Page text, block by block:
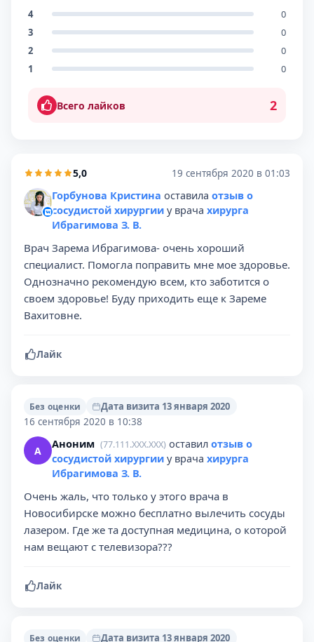
4
0
3
0
2
0
1
0
Всего лайков 2
5,0 19 сентября 2020 в 01:03
Горбунова Кристина оставила отзыв о
сосудистой хирургии у врача хирурга
Ибрагимова З. В.
Врач Зарема Ибрагимова- очень хороший
специалист. Помогла поправить мне мое здоровье.
Однозначно рекомендую всем, кто заботится о
своем здоровье! Буду приходить еще к Зареме
Вахитовне.
Лайк
Без оценки
Дата визита 13 января 2020
16 сентября 2020 в 10:38
А Аноним (77.111.XXX.XXX) оставил отзыв о
сосудистой хирургии у врача хирурга
Ибрагимова З. В.
Очень жаль, что только у этого врача в
Новосибирске можно бесплатно вылечить сосуды
лазером. Где же та доступная медицина, о которой
нам вещают с телевизора???
Лайк
Без оценки Дата визита 13 января 2020